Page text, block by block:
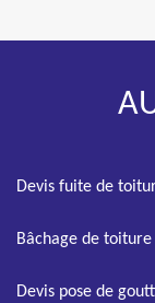
Devis fuite de
Bâchage de
Devis pose de